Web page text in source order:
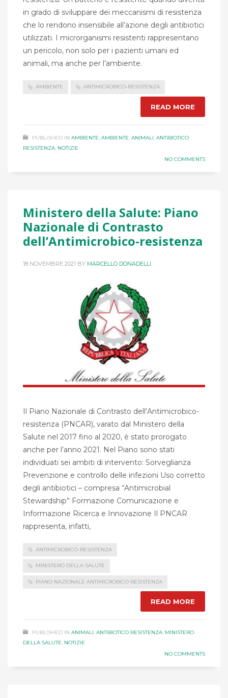
in grado di sviluppare dei meccanismi di resistenza
che lo rendono insensibile all’azione degli antibiotici
utilizzati. I microrganismi resistenti rappresentano
un pericolo, non solo per i pazienti umani ed
animali, ma anche per l’ambiente.
AMBIENTE ANTIMICROBICO-RESISTENZA
READ MORE
PUBLISHED IN AMBIENTE, AMBIENTE, ANIMALI, ANTIBIOTICO
RESISTENZA, NOTIZIE
NO COMMENTS
Ministero della Salute: Piano
Nazionale di Contrasto
dell’Antimicrobico-resistenza
18 NOVEMBRE 2021 BY MARCELLO DONADELLI
Il Piano Nazionale di Contrasto dell’Antimicrobico-
resistenza (PNCAR), varato dal Ministero della
Salute nel 2017 fino al 2020, è stato prorogato
anche per l’anno 2021. Nel Piano sono stati
individuati sei ambiti di intervento: Sorveglianza
Prevenzione e controllo delle infezioni Uso corretto
degli antibiotici – compresa “Antimicrobial
Stewardship” Formazione Comunicazione e
Informazione Ricerca e Innovazione Il PNCAR
rappresenta, infatti,
ANTIMICROBICO-RESISTENZA
MINISTERO DELLA SALUTE
PIANO NAZIONALE ANTIMICROBICO RESISTENZA
READ MORE
PUBLISHED IN ANIMALI, ANTIBIOTICO RESISTENZA, MINISTERO
DELLA SALUTE, NOTIZIE
NO COMMENTS